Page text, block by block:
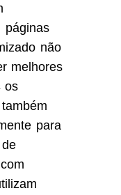
páginas
não
melhores
os
para